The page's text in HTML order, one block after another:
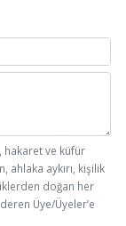
hakaret ve küfür
ahlaka aykırı, kişilik
doğan her
Üye/Üyeler’e